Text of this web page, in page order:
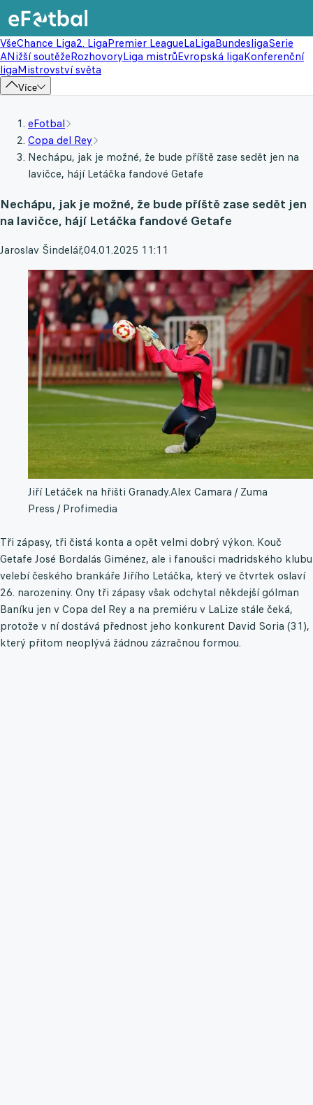
VšeChance Liga2. LigaPremier LeagueLaLigaBundesligaSerie
ANižší soutěžeRozhovoryLiga mistrůEvropská ligaKonferenční
ligaMistrovství světa
Více
eFotbal
Copa del Rey
Nechápu, jak je možné, že bude příště zase sedět jen na
lavičce, hájí Letáčka fandové Getafe
Nechápu, jak je možné, že bude příště zase sedět jen
na lavičce, hájí Letáčka fandové Getafe
Jaroslav Šindelář,04.01.2025 11:11
Jiří Letáček na hřišti Granady.Alex Camara / Zuma
Press / Profimedia
Tři zápasy, tři čistá konta a opět velmi dobrý výkon. Kouč
Getafe José Bordalás Giménez, ale i fanoušci madridského klubu
velebí českého brankáře Jiřího Letáčka, který ve čtvrtek oslaví
26. narozeniny. Ony tři zápasy však odchytal někdejší gólman
Baníku jen v Copa del Rey a na premiéru v LaLize stále čeká,
protože v ní dostává přednost jeho konkurent David Soria (31),
který přitom neoplývá žádnou zázračnou formou.